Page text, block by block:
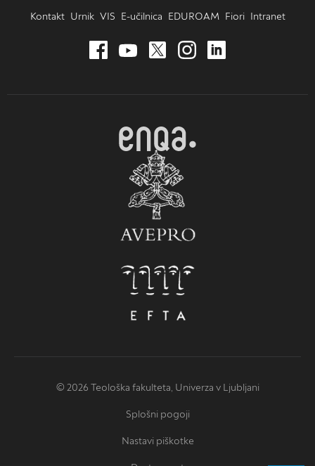
Kontakt Urnik VIS E-učilnica EDUROAM Fiori Intranet
© 2026 Teološka fakulteta, Univerza v Ljubljani
Splošni pogoji
Nastavi piškotke